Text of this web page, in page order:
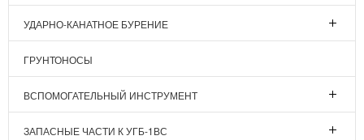
УДАРНО-КАНАТНОЕ БУРЕНИЕ
ГРУНТОНОСЫ
ВСПОМОГАТЕЛЬНЫЙ ИНСТРУМЕНТ
ЗАПАСНЫЕ ЧАСТИ К УГБ-1ВС